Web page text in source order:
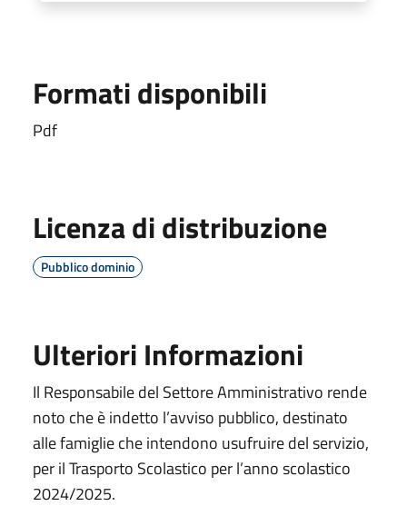
Formati disponibili
Pdf
Licenza di distribuzione
Pubblico dominio
Ulteriori Informazioni
Il Responsabile del Settore Amministrativo rende
noto che è indetto l’avviso pubblico, destinato
alle famiglie che intendono usufruire del servizio,
per il Trasporto Scolastico per l’anno scolastico
2024/2025.